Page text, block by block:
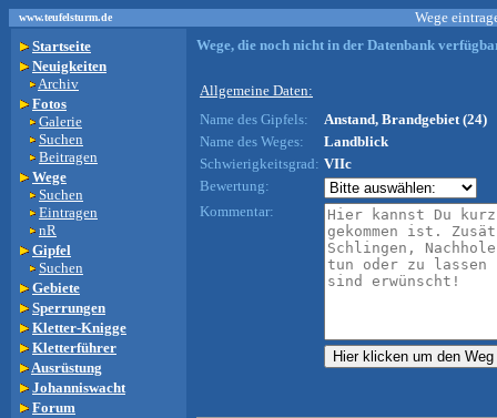
www.teufelsturm.de
Wege
Startseite
Neuigkeiten
Archiv
Fotos
Galerie
Suchen
Beitragen
Wege
Suchen
Eintragen
nR
Gipfel
Suchen
Gebiete
Sperrungen
Kletter-Knigge
Kletterführer
Ausrüstung
Johanniswacht
Forum
Wege, die noch nicht in der Datenbank
Allgemeine Daten:
Name des Gipfels:
Anstand, Brandgebiet (24)
Name des Weges:
Landblick
Schwierigkeitsgrad: VIIc
Bewertung:
Kommentar: